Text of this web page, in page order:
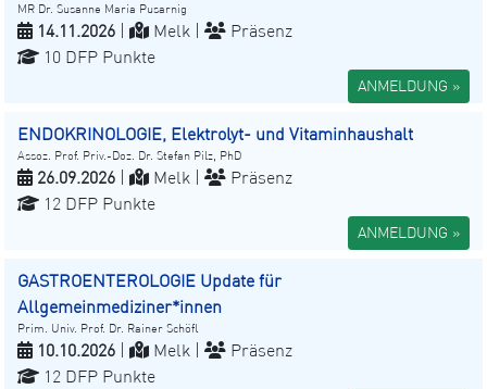
MR Dr. Susanne Maria Pusarnig
14.11.2026 Melk |
Präsenz
10 DFP Punkte
ANMELDUNG »
ENDOKRINOLOGIE, Elektrolyt- und Vitaminhaushalt
Assoz. Prof. Priv.-Doz. Dr. Stefan Pilz, PhD
26.09.2026 Melk |
Präsenz
12 DFP Punkte
ANMELDUNG »
GASTROENTEROLOGIE Update für
Allgemeinmediziner*innen
Prim. Univ. Prof. Dr. Rainer Schöfl
10.10.2026 Melk |
Präsenz
12 DFP Punkte